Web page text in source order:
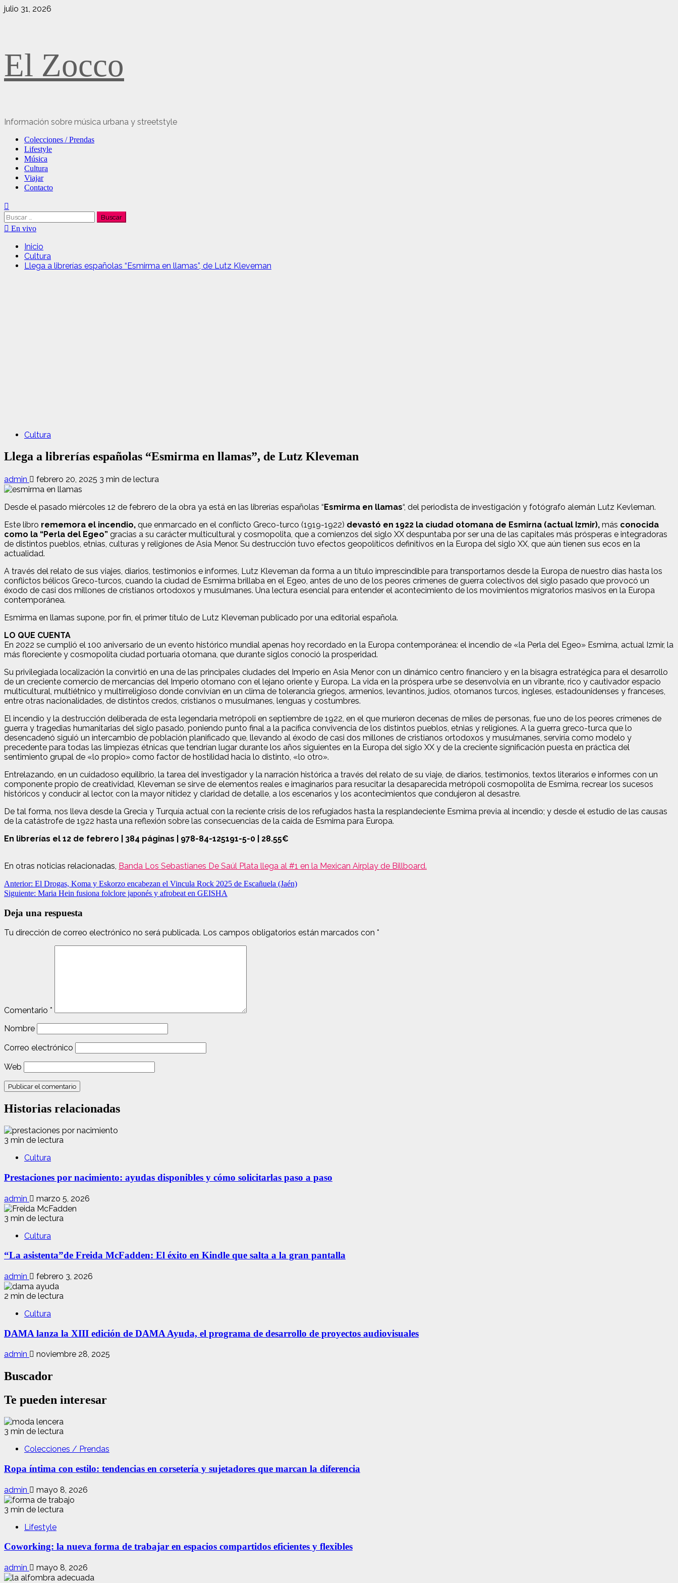
Saltar
julio 31, 2026
El Zocco
Información sobre música urbana y streetstyle
Menú
principal
Colecciones / Prendas
Lifestyle
Música
Cultura
Viajar
Contacto
Buscar:
En vivo
Inicio
Cultura
Llega a librerías españolas “Esmirma en llamas”, de Lutz Kleveman
Cultura
Llega a librerías españolas “Esmirma en llamas”, de Lutz Kleveman
admin febrero 20, 2025 3 min de lectura
Desde el pasado miércoles 12 de febrero de la obra ya está en las librerías españolas “Esmirma en llamas“, del periodista de investigación y fotógrafo alemán Lutz Kevleman.
Este libro rememora el incendio, que enmarcado en el conflicto Greco-turco (1919-1922) devastó en 1922 la ciudad otomana de Esmirna (actual Izmir), más conocida
como la “Perla del Egeo” gracias a su carácter multicultural y cosmopolita, que a comienzos del siglo XX despuntaba por ser una de las capitales más prósperas e integradoras
de distintos pueblos, etnias, culturas y religiones de Asia Menor. Su destrucción tuvo efectos geopolíticos definitivos en la Europa del siglo XX, que aún tienen sus ecos en la
actualidad.
A través del relato de sus viajes, diarios, testimonios e informes, Lutz Kleveman da forma a un título imprescindible para transportarnos desde la Europa de nuestro días hasta los
conflictos bélicos Greco-turcos, cuando la ciudad de Esmirma brillaba en el Egeo, antes de uno de los peores crímenes de guerra colectivos del siglo pasado que provocó un
éxodo de casi dos millones de cristianos ortodoxos y musulmanes. Una lectura esencial para entender el acontecimiento de los movimientos migratorios masivos en la Europa
contemporánea.
Esmirma en llamas supone, por fin, el primer título de Lutz Kleveman publicado por una editorial española.
LO QUE CUENTA
En 2022 se cumplió el 100 aniversario de un evento histórico mundial apenas hoy recordado en la Europa contemporánea: el incendio de «la Perla del Egeo» Esmirna, actual Izmir, la
más floreciente y cosmopolita ciudad portuaria otomana, que durante siglos conoció la prosperidad.
Su privilegiada localización la convirtió en una de las principales ciudades del Imperio en Asia Menor con un dinámico centro financiero y en la bisagra estratégica para el desarrollo
de un creciente comercio de mercancías del Imperio otomano con el lejano oriente y Europa. La vida en la próspera urbe se desenvolvía en un vibrante, rico y cautivador espacio
multicultural, multiétnico y multirreligioso donde convivían en un clima de tolerancia griegos, armenios, levantinos, judíos, otomanos turcos, ingleses, estadounidenses y franceses,
entre otras nacionalidades, de distintos credos, cristianos o musulmanes, lenguas y costumbres.
El incendio y la destrucción deliberada de esta legendaria metrópoli en septiembre de 1922, en el que murieron decenas de miles de personas, fue uno de los peores crímenes de
guerra y tragedias humanitarias del siglo pasado, poniendo punto final a la pacífica convivencia de los distintos pueblos, etnias y religiones. A la guerra greco-turca que lo
desencadenó siguió un intercambio de población planificado que, llevando al éxodo de casi dos millones de cristianos ortodoxos y musulmanes, serviría como modelo y
precedente para todas las limpiezas étnicas que tendrían lugar durante los años siguientes en la Europa del siglo XX y de la creciente significación puesta en práctica del
sentimiento grupal de «lo propio» como factor de hostilidad hacia lo distinto, «lo otro».
Entrelazando, en un cuidadoso equilibrio, la tarea del investigador y la narración histórica a través del relato de su viaje, de diarios, testimonios, textos literarios e informes con un
componente propio de creatividad, Kleveman se sirve de elementos reales e imaginarios para resucitar la desaparecida metrópoli cosmopolita de Esmirna, recrear los sucesos
históricos y conducir al lector, con la mayor nitidez y claridad de detalle, a los escenarios y los acontecimientos que condujeron al desastre.
De tal forma, nos lleva desde la Grecia y Turquía actual con la reciente crisis de los refugiados hasta la resplandeciente Esmirna previa al incendio; y desde el estudio de las causas
de la catástrofe de 1922 hasta una reflexión sobre las consecuencias de la caída de Esmirna para Europa.
En librerías el 12 de febrero | 384 páginas | 978-84-125191-5-0 | 28.55€
En otras noticias relacionadas, Banda Los Sebastianes De Saúl Plata llega al #1 en la Mexican Airplay de Billboard.
Navegación
de
entradas
Anterior: El Drogas, Koma y Eskorzo encabezan el Vincula Rock 2025 de Escañuela (Jaén)
Siguiente: Maria Hein fusiona folclore japonés y afrobeat en GEISHA
Deja una respuesta
Tu dirección de correo electrónico no será publicada. Los campos obligatorios están marcados con *
Comentario *
Nombre
Correo electrónico
Web
Historias relacionadas
3 min de lectura
Cultura
Prestaciones por nacimiento: ayudas disponibles y cómo solicitarlas paso a paso
admin marzo 5, 2026
3 min de lectura
Cultura
“La asistenta”de Freida McFadden: El éxito en Kindle que salta a la gran pantalla
admin febrero 3, 2026
2 min de lectura
Cultura
DAMA lanza la XIII edición de DAMA Ayuda, el programa de desarrollo de proyectos audiovisuales
admin noviembre 28, 2025
Buscador
Te pueden interesar
3 min de lectura
Colecciones / Prendas
Ropa íntima con estilo: tendencias en corsetería y sujetadores que marcan la diferencia
admin mayo 8, 2026
3 min de lectura
Lifestyle
Coworking: la nueva forma de trabajar en espacios compartidos eficientes y flexibles
admin mayo 8, 2026